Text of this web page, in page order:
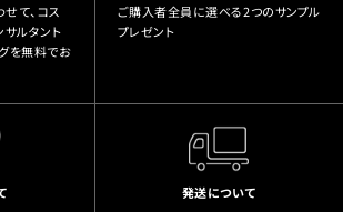
て、コス
サルタント
を無料でお
ご購入者全員に選べる2つのサンプル
プレゼント
発送について